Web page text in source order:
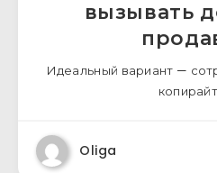
вызывать
Идеальный вариант —
Oliga